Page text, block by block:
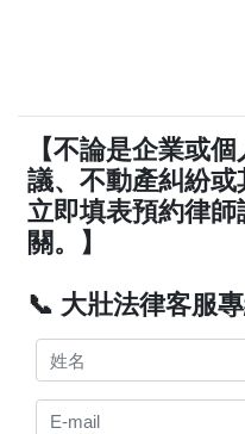
【不論是企業或
議、不動產糾紛
立即填表預約律
關。】
📞 大壯法律客服